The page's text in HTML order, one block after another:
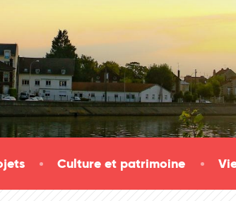
Culture et patrimoine